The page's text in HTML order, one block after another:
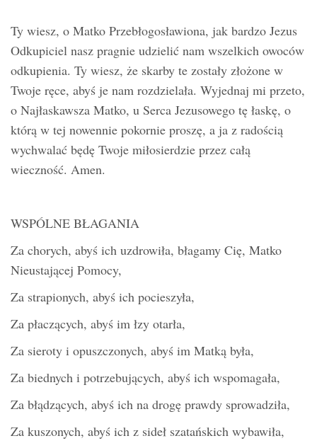
Ty wiesz, o Matko Przebłogosławiona, jak bardzo Jezus
Odkupiciel nasz pragnie udzielić nam wszelkich owoców
odkupienia. Ty wiesz, że skarby te zostały złożone w
Twoje ręce, abyś je nam rozdzielała. Wyjednaj mi przeto,
o Najłaskawsza Matko, u Serca Jezusowego tę łaskę, o
którą w tej nowennie pokornie proszę, a ja z radością
wychwalać będę Twoje miłosierdzie przez całą
wieczność. Amen.
WSPÓLNE BŁAGANIA
Za chorych, abyś ich uzdrowiła, błagamy Cię, Matko
Nieustającej Pomocy,
Za strapionych, abyś ich pocieszyła,
Za płaczących, abyś im łzy otarła,
Za sieroty i opuszczonych, abyś im Matką była,
Za biednych i potrzebujących, abyś ich wspomagała,
Za błądzących, abyś ich na drogę prawdy sprowadziła,
Za kuszonych, abyś ich z sideł szatańskich wybawiła,